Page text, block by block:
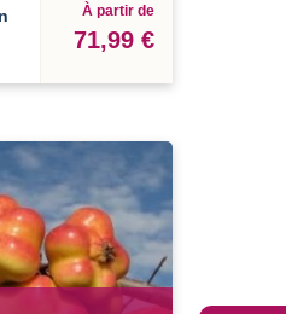
À partir de
71,99 €